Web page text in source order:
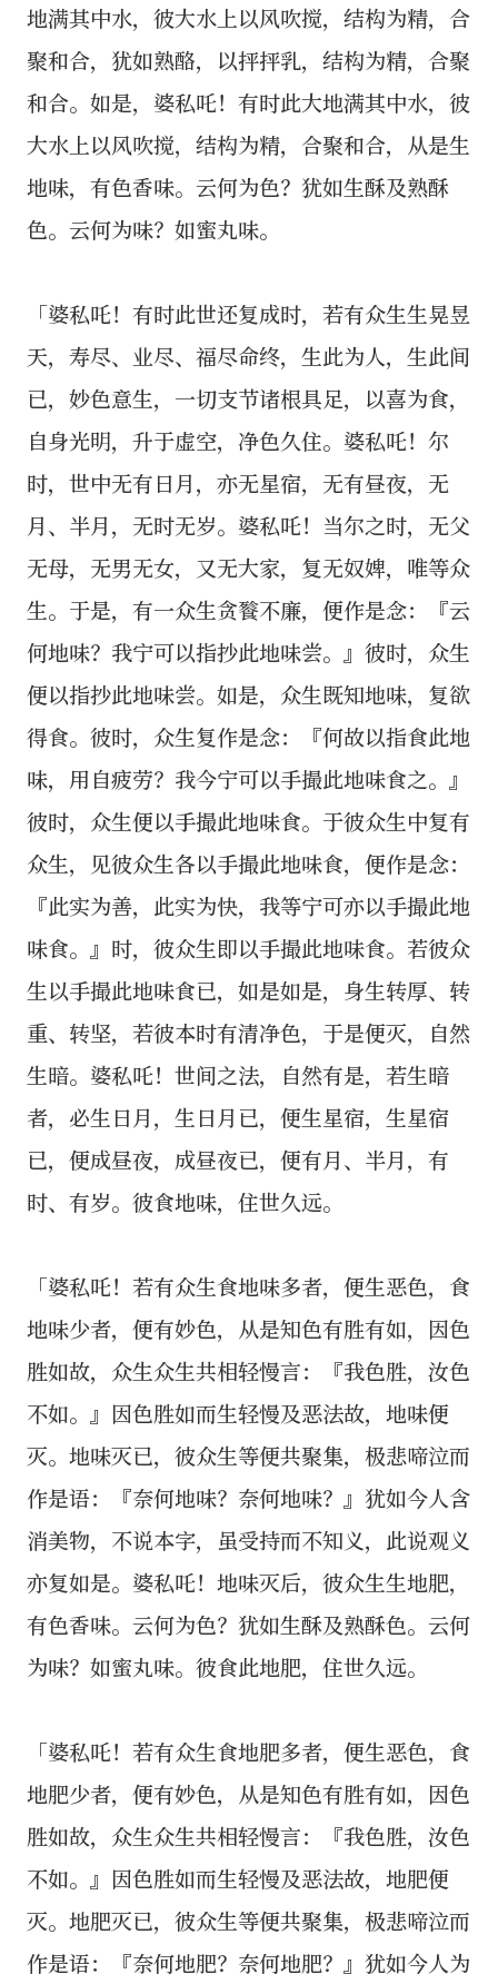
地满其中水，彼大水上以风吹搅，结构为精，合
聚和合，犹如熟酪，以抨抨乳，结构为精，合聚
和合。如是，婆私吒！有时此大地满其中水，彼
大水上以风吹搅，结构为精，合聚和合，从是生
地味，有色香味。云何为色？犹如生酥及熟酥
色。云何为味？如蜜丸味。
「婆私吒！有时此世还复成时，若有众生生晃昱
天，寿尽、业尽、福尽命终，生此为人，生此间
已，妙色意生，一切支节诸根具足，以喜为食，
自身光明，升于虚空，净色久住。婆私吒！尔
时，世中无有日月，亦无星宿，无有昼夜，无
月、半月，无时无岁。婆私吒！当尔之时，无父
无母，无男无女，又无大家，复无奴婢，唯等众
生。于是，有一众生贪餮不廉，便作是念：『云
何地味？我宁可以指抄此地味尝。』彼时，众生
便以指抄此地味尝。如是，众生既知地味，复欲
得食。彼时，众生复作是念：『何故以指食此地
味，用自疲劳？我今宁可以手撮此地味食之。』
彼时，众生便以手撮此地味食。于彼众生中复有
众生，见彼众生各以手撮此地味食，便作是念：
『此实为善，此实为快，我等宁可亦以手撮此地
味食。』时，彼众生即以手撮此地味食。若彼众
生以手撮此地味食已，如是如是，身生转厚、转
重、转坚，若彼本时有清净色，于是便灭，自然
生暗。婆私吒！世间之法，自然有是，若生暗
者，必生日月，生日月已，便生星宿，生星宿
已，便成昼夜，成昼夜已，便有月、半月，有
时、有岁。彼食地味，住世久远。
「婆私吒！若有众生食地味多者，便生恶色，食
地味少者，便有妙色，从是知色有胜有如，因色
胜如故，众生众生共相轻慢言：『我色胜，汝色
不如。』因色胜如而生轻慢及恶法故，地味便
灭。地味灭已，彼众生等便共聚集，极悲啼泣而
作是语：『奈何地味？奈何地味？』犹如今人含
消美物，不说本字，虽受持而不知义，此说观义
亦复如是。婆私吒！地味灭后，彼众生生地肥，
有色香味。云何为色？犹如生酥及熟酥色。云何
为味？如蜜丸味。彼食此地肥，住世久远。
「婆私吒！若有众生食地肥多者，便生恶色，食
地肥少者，便有妙色，从是知色有胜有如，因色
胜如故，众生众生共相轻慢言：『我色胜，汝色
不如。』因色胜如而生轻慢及恶法故，地肥便
灭。地肥灭已，彼众生等便共聚集，极悲啼泣而
作是语：『奈何地肥？奈何地肥？』犹如今人为